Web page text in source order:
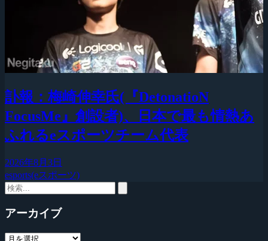
訃報：梅崎伸幸氏(『DetonatioN
FocusMe』創設者)、日本で最も情熱あ
ふれるeスポーツチーム代表
2026年8月3日
esports(eスポーツ)
アーカイブ